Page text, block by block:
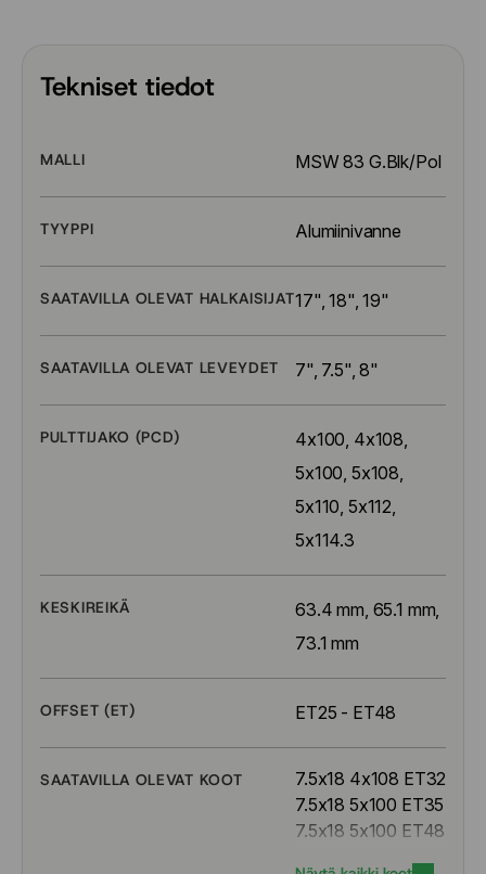
Tekniset tiedot
MALLI MSW 83 G.Blk/Pol
TYYPPI Alumiinivanne
SAATAVILLA OLEVAT HALKAISIJAT17", 18", 19"
SAATAVILLA OLEVAT LEVEYDET 7", 7.5", 8"
PULTTIJAKO (PCD)
4x100, 4x108,
5x100, 5x108,
5x110, 5x112,
5x114.3
KESKIREIKÄ
63.4 mm, 65.1 mm,
73.1 mm
OFFSET (ET) ET25 - ET48
SAATAVILLA OLEVAT KOOT
7.5x18 4x108 ET32
7.5x18 5x100 ET35
7.5x18 5x100 ET48